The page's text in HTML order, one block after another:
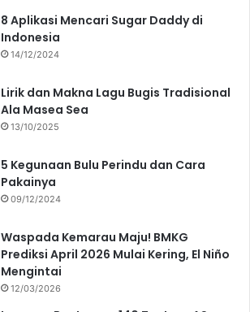
b
o
e
m
8 Aplikasi Mencari Sugar Daddy di
Indonesia
14/12/2024
Lirik dan Makna Lagu Bugis Tradisional
Ala Masea Sea
13/10/2025
5 Kegunaan Bulu Perindu dan Cara
Pakainya
09/12/2024
Waspada Kemarau Maju! BMKG
Prediksi April 2026 Mulai Kering, El Niño
Mengintai
12/03/2026